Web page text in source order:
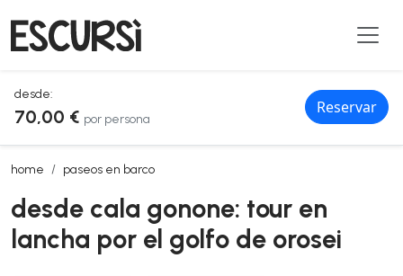
desde:
70,00 € por persona
Reservar
home paseos en barco
desde cala gonone: tour en lancha por el golfo de orosei
desde cala gonone: tour en
lancha por el golfo de orosei